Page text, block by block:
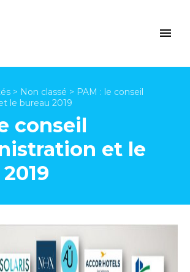
> Non classé > PAM : le conseil
le bureau 2019
conseil
et le